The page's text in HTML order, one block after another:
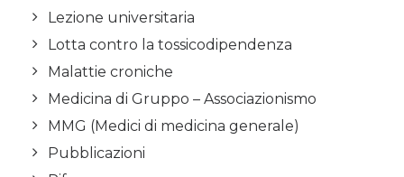
Lezione universitaria
Lotta contro la tossicodipendenza
Malattie croniche
Medicina di Gruppo – Associazionismo
MMG (Medici di medicina generale)
Pubblicazioni